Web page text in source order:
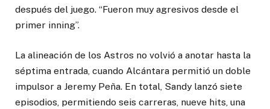
después del juego. “Fueron muy agresivos desde el
primer inning”.
La alineación de los Astros no volvió a anotar hasta la
séptima entrada, cuando Alcántara permitió un doble
impulsor a Jeremy Peña. En total, Sandy lanzó siete
episodios, permitiendo seis carreras, nueve hits, una